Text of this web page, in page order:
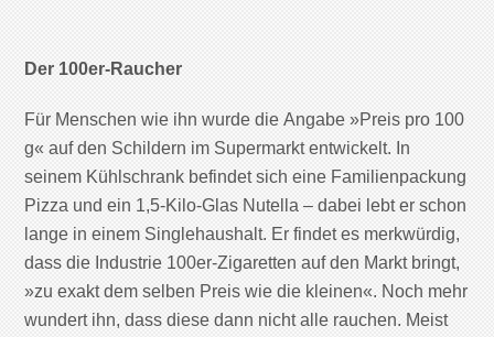
Der 100er-Raucher
Für Menschen wie ihn wurde die Angabe »Preis pro 100
g« auf den Schildern im Supermarkt entwickelt. In
seinem Kühlschrank befindet sich eine Familienpackung
Pizza und ein 1,5-Kilo-Glas Nutella – dabei lebt er schon
lange in einem Singlehaushalt. Er findet es merkwürdig,
dass die Industrie 100er-Zigaretten auf den Markt bringt,
»zu exakt dem selben Preis wie die kleinen«. Noch mehr
wundert ihn, dass diese dann nicht alle rauchen. Meist